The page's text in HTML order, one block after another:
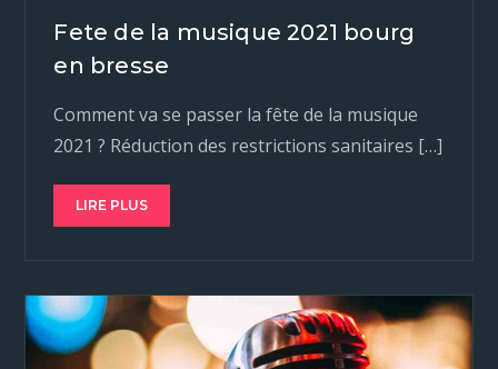
Fete de la musique 2021 bourg
en bresse
Comment va se passer la fête de la musique
2021 ? Réduction des restrictions sanitaires […]
LIRE PLUS